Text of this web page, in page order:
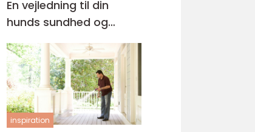
En vejledning til din
hunds sundhed og
trivsel
inspiration